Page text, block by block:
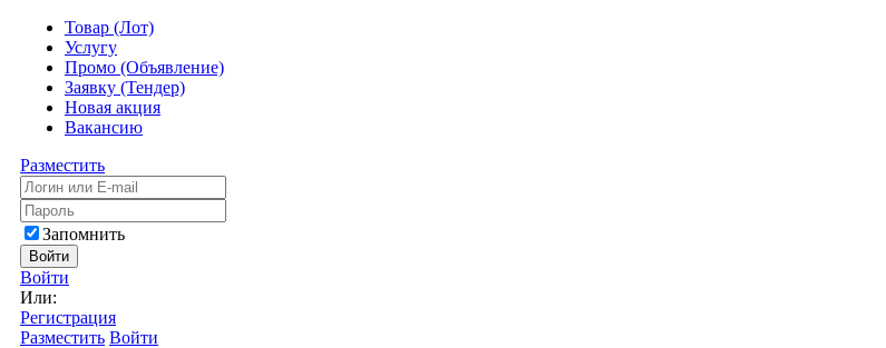
Товар (Лот)
Услугу
Промо (Объявление)
Заявку (Тендер)
Новая акция
Вакансию
Разместить
Запомнить
Войти
Войти
Или:
Регистрация
Разместить Войти